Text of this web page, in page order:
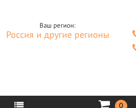
Ваш регион:
Россия и другие регионы
0